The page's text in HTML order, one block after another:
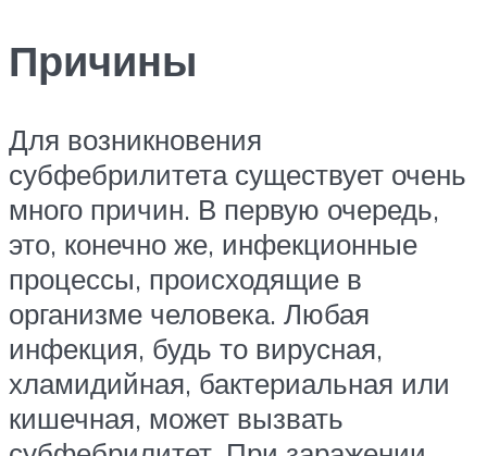
Причины
Для возникновения
субфебрилитета существует очень
много причин. В первую очередь,
это, конечно же, инфекционные
процессы, происходящие в
организме человека. Любая
инфекция, будь то вирусная,
хламидийная, бактериальная или
кишечная, может вызвать